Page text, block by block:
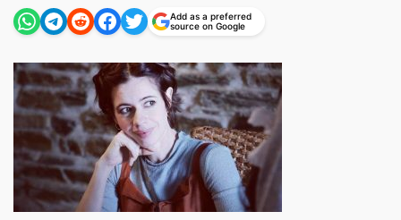
Add as a preferred
source on Google